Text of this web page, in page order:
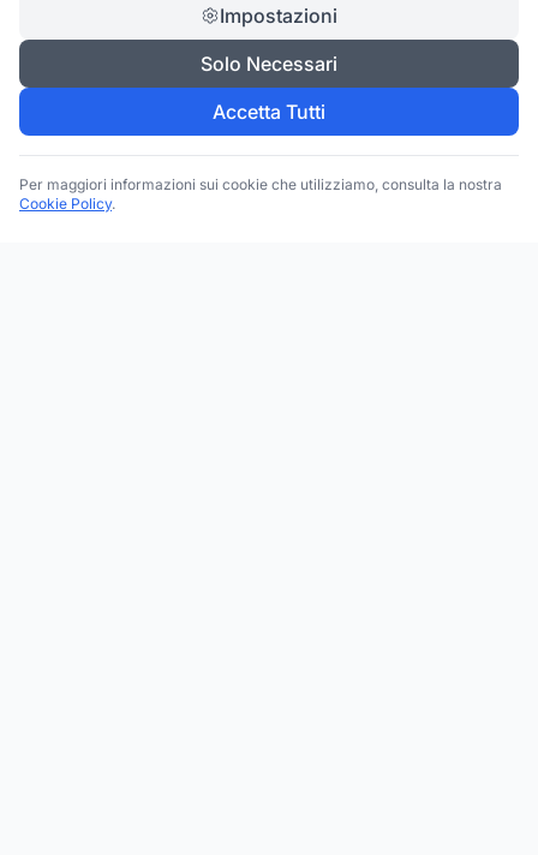
Impostazioni
Solo Necessari
Accetta Tutti
Per maggiori informazioni sui cookie che utilizziamo, consulta la nostra
Cookie Policy.